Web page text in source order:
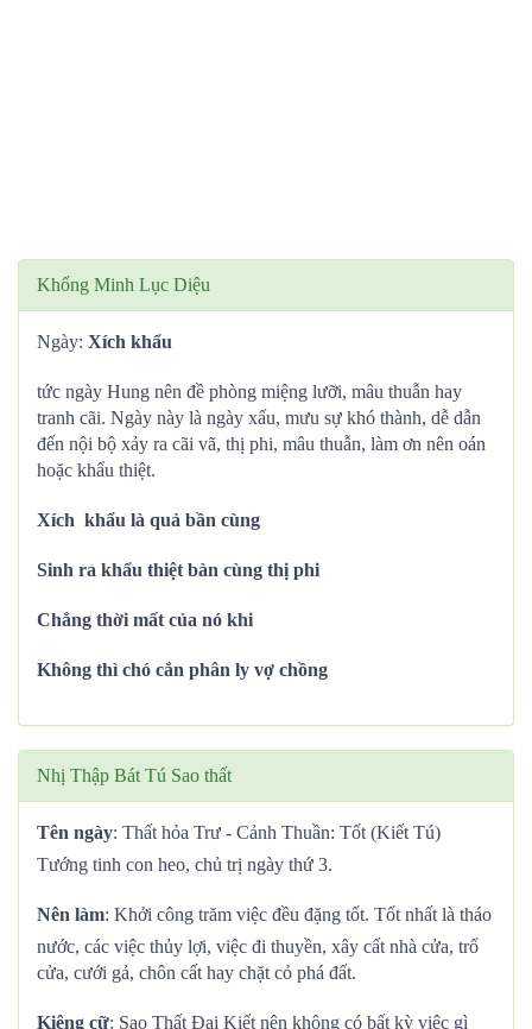
Khổng Minh Lục Diệu
Ngày: Xích khẩu
tức ngày Hung nên đề phòng miệng lưỡi, mâu thuẫn hay
tranh cãi. Ngày này là ngày xấu, mưu sự khó thành, dễ dẫn
đến nội bộ xảy ra cãi vã, thị phi, mâu thuẫn, làm ơn nên oán
hoặc khẩu thiệt.
Xích khẩu là quả bần cùng
Sinh ra khẩu thiệt bàn cùng thị phi
Chẳng thời mất của nó khi
Không thì chó cắn phân ly vợ chồng
Nhị Thập Bát Tú Sao thất
Tên ngày: Thất hỏa Trư - Cảnh Thuần: Tốt (Kiết Tú)
Tướng tinh con heo, chủ trị ngày thứ 3.
Nên làm: Khởi công trăm việc đều đặng tốt. Tốt nhất là tháo
nước, các việc thủy lợi, việc đi thuyền, xây cất nhà cửa, trổ
cửa, cưới gả, chôn cất hay chặt cỏ phá đất.
Kiêng cữ: Sao Thất Đại Kiết nên không có bất kỳ việc gì